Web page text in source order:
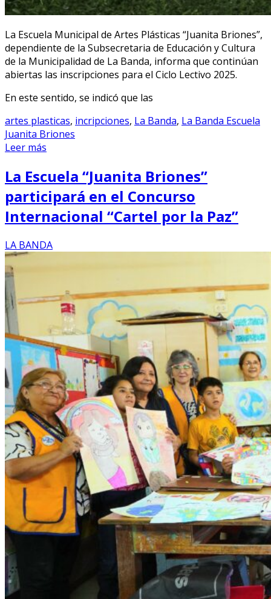
La Escuela Municipal de Artes Plásticas “Juanita Briones”,
dependiente de la Subsecretaria de Educación y Cultura
de la Municipalidad de La Banda, informa que continúan
abiertas las inscripciones para el Ciclo Lectivo 2025.
En este sentido, se indicó que las
artes plasticas, incripciones, La Banda, La Banda Escuela
Juanita Briones
Leer más
La Escuela “Juanita Briones”
participará en el Concurso
Internacional “Cartel por la Paz”
LA BANDA